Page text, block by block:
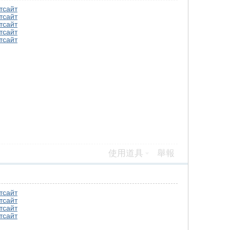
сайт
сайт
сайт
сайт
сайт
使用道具 舉報
сайт
сайт
сайт
сайт